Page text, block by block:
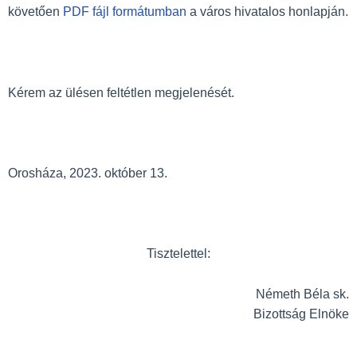
követően PDF fájl formátumban a város hivatalos honlapján.
Kérem az ülésen feltétlen megjelenését.
Orosháza, 2023. október 13.
Tisztelettel:
Németh Béla sk.
Bizottság Elnöke